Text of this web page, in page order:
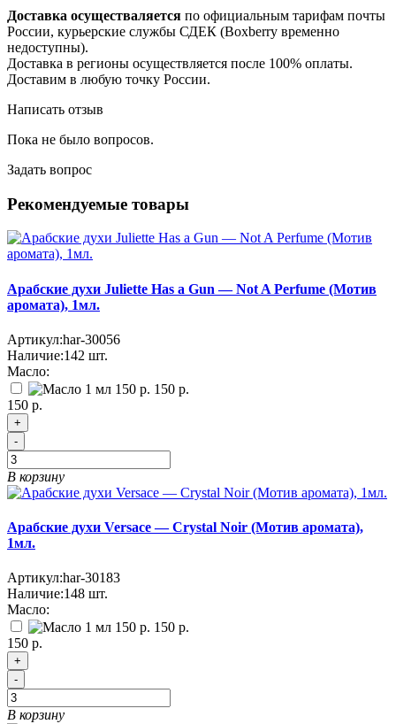
Доставка осуществаляется по официальным тарифам почты
России, курьерские службы СДЕК (Boxberry временно
недоступны).
Доставка в регионы осуществляется после 100% оплаты.
Доставим в любую точку России.
Написать отзыв
Пока не было вопросов.
Задать вопрос
Рекомендуемые товары
Арабские духи Juliette Has a Gun — Not A Perfume (Мотив
аромата), 1мл.
Артикул:har-30056
Наличие:142 шт.
Масло:
150 р.
150 р.
+
-
В корзину
Арабские духи Versace — Crystal Noir (Мотив аромата),
1мл.
Артикул:har-30183
Наличие:148 шт.
Масло:
150 р.
150 р.
+
-
В корзину